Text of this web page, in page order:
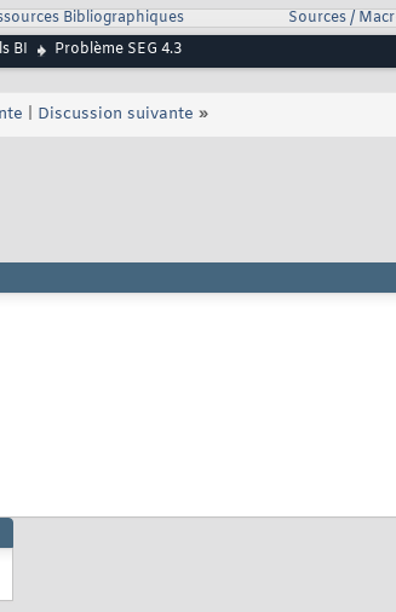
Bibliographiques
Sources /
BI Problème SEG 4.3
Discussion suivante »